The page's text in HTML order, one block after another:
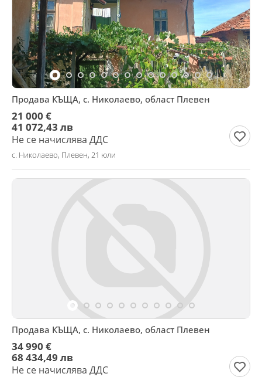
Продава КЪЩА, с. Николаево, област Плевен
21 000 €
41 072,43 лв
Не се начислява ДДС
с. Николаево, Плевен, 21 юли
Продава КЪЩА, с. Николаево, област Плевен
34 990 €
68 434,49 лв
Не се начислява ДДС